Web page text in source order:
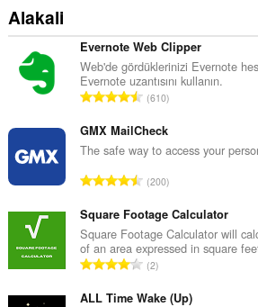
Alakali
Evernote Web Clipper
Web'de gördüklerinizi Evernote
Evernote uzantısını kullanın.
T
p
l
m
y
s
a
y
ı
610
GMX MailCheck
The safe way to access your
T
p
l
a
m
200
Square Footage Calculator
Square Footage Calculator will
of an area expressed in square
T
p
2
ALL Time Wake (Up)